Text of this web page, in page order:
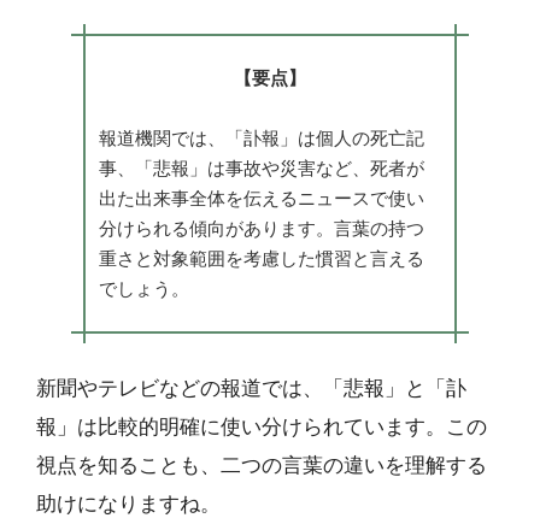
【要点】
報道機関では、「訃報」は個人の死亡記
事、「悲報」は事故や災害など、死者が
出た出来事全体を伝えるニュースで使い
分けられる傾向があります。言葉の持つ
重さと対象範囲を考慮した慣習と言える
でしょう。
新聞やテレビなどの報道では、「悲報」と「訃
報」は比較的明確に使い分けられています。この
視点を知ることも、二つの言葉の違いを理解する
助けになりますね。